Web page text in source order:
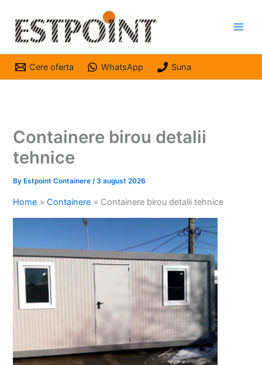
content
Cere oferta WhatsApp Suna
Containere birou detalii
tehnice
By Estpoint Containere/3 august 2026
Home Containere Containere birou detalii tehnice